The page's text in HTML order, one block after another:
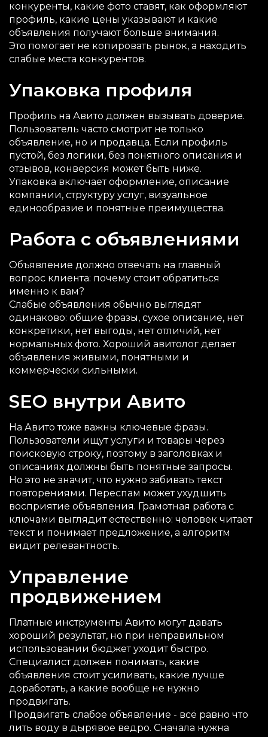
конкуренты, какие фото ставят, как оформляют
профиль, какие цены указывают и какие
объявления получают больше внимания.
Это помогает не копировать рынок, а находить
слабые места конкурентов.
Упаковка профиля
Профиль на Авито должен вызывать доверие.
Пользователь часто смотрит не только
объявление, но и продавца. Если профиль
пустой, без логики, без понятного описания и
отзывов, конверсия может быть ниже.
Упаковка включает оформление, описание
компании, структуру услуг, визуальное
единообразие и понятные преимущества.
Работа с объявлениями
Объявление должно отвечать на главный
вопрос клиента: почему стоит обратиться
именно к вам?
Слабые объявления обычно выглядят
одинаково: общие фразы, сухое описание, нет
конкретики, нет выгоды, нет отличий, нет
нормальных фото. Хороший авитолог делает
объявления живыми, понятными и
коммерчески сильными.
SEO внутри Авито
На Авито тоже важны ключевые фразы.
Пользователи ищут услуги и товары через
поисковую строку, поэтому в заголовках и
описаниях должны быть понятные запросы.
Но это не значит, что нужно забивать текст
повторениями. Переспам может ухудшить
восприятие объявления. Грамотная работа с
ключами выглядит естественно: человек читает
текст и понимает предложение, а алгоритм
видит релевантность.
Управление
продвижением
Платные инструменты Авито могут давать
хороший результат, но при неправильном
использовании бюджет уходит быстро.
Специалист должен понимать, какие
объявления стоит усиливать, какие лучше
доработать, а какие вообще не нужно
продвигать.
Продвигать слабое объявление - всё равно что
лить воду в дырявое ведро. Сначала нужна